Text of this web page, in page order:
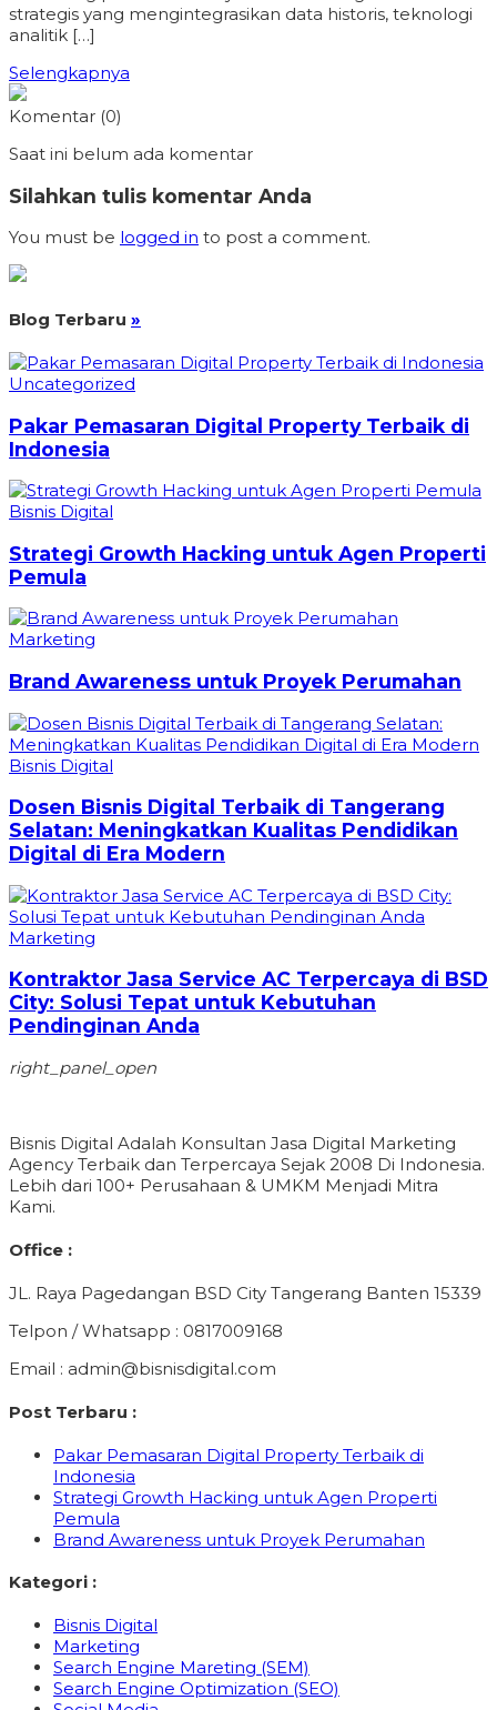
strategis yang mengintegrasikan data historis, teknologi
analitik […]
Selengkapnya
Komentar (0)
Saat ini belum ada komentar
Silahkan tulis komentar Anda
You must be logged in to post a comment.
Blog Terbaru »
Uncategorized
Pakar Pemasaran Digital Property Terbaik di
Indonesia
Bisnis Digital
Strategi Growth Hacking untuk Agen Properti
Pemula
Marketing
Brand Awareness untuk Proyek Perumahan
Bisnis Digital
Dosen Bisnis Digital Terbaik di Tangerang
Selatan: Meningkatkan Kualitas Pendidikan
Digital di Era Modern
Marketing
Kontraktor Jasa Service AC Terpercaya di BSD
City: Solusi Tepat untuk Kebutuhan
Pendinginan Anda
right_panel_open
Bisnis Digital Adalah Konsultan Jasa Digital Marketing
Agency Terbaik dan Terpercaya Sejak 2008 Di Indonesia.
Lebih dari 100+ Perusahaan & UMKM Menjadi Mitra
Kami.
Office :
JL. Raya Pagedangan BSD City Tangerang Banten 15339
Telpon / Whatsapp : 0817009168
Email : admin@bisnisdigital.com
Post Terbaru :
Pakar Pemasaran Digital Property Terbaik di
Indonesia
Strategi Growth Hacking untuk Agen Properti
Pemula
Brand Awareness untuk Proyek Perumahan
Kategori :
Bisnis Digital
Marketing
Search Engine Mareting (SEM)
Search Engine Optimization (SEO)